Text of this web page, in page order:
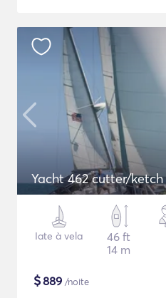
Yacht 462 cutter/ketch
Iate à vela
46 ft
14 m
$889 /noite